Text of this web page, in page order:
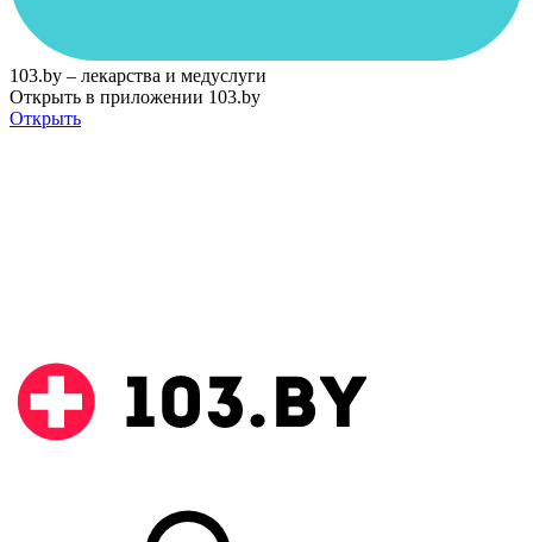
103.by – лекарства и медуслуги
Открыть в приложении 103.by
Открыть